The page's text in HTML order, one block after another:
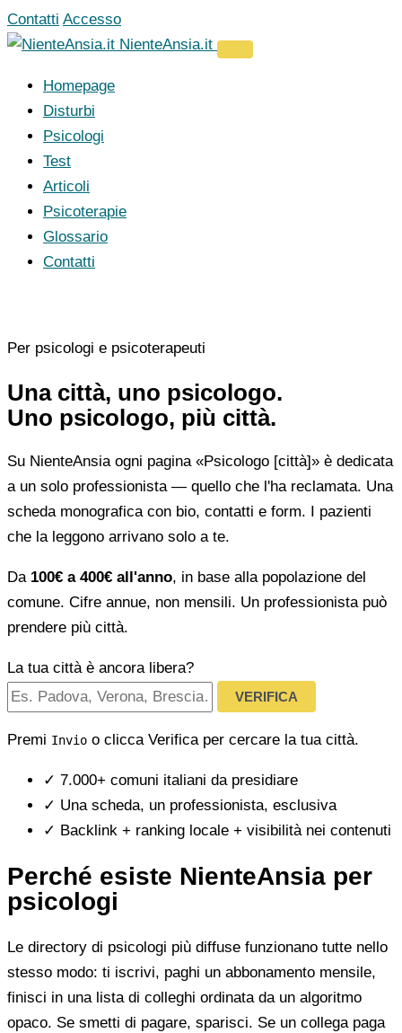
Vai
al
Contatti Accesso
NienteAnsia.it
Homepage
Disturbi
Psicologi
Test
Articoli
Psicoterapie
Glossario
Contatti
Per psicologi e psicoterapeuti
Una città, uno psicologo.
Uno psicologo, più città.
Su NienteAnsia ogni pagina «Psicologo [città]» è dedicata
a un solo professionista — quello che l'ha reclamata. Una
scheda monografica con bio, contatti e form. I pazienti
che la leggono arrivano solo a te.
Da 100€ a 400€ all'anno, in base alla popolazione del
comune. Cifre annue, non mensili. Un professionista può
prendere più città.
La tua città è ancora libera?
VERIFICA
Premi Invio o clicca Verifica per cercare la tua città.
✓ 7.000+ comuni italiani da presidiare
✓ Una scheda, un professionista, esclusiva
✓ Backlink + ranking locale + visibilità nei contenuti
Perché esiste NienteAnsia per
psicologi
Le directory di psicologi più diffuse funzionano tutte nello
stesso modo: ti iscrivi, paghi un abbonamento mensile,
finisci in una lista di colleghi ordinata da un algoritmo
opaco. Se smetti di pagare, sparisci. Se un collega paga